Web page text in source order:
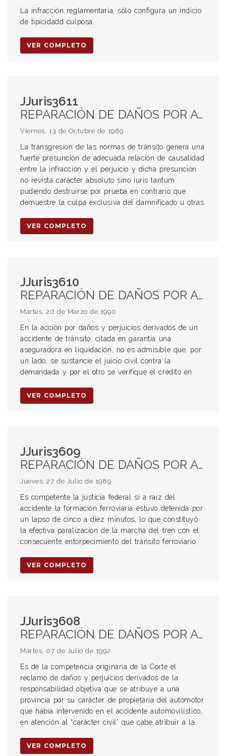
La infracción reglamentaria, sólo configura un indicio
de tipicidadd culposa.
VER COMPLETO
JJuris3611
REPARACIÓN DE DAÑOS POR ACCIDENTES DE TRÁNSITO. Culpabilidad Infracción a los reglamentos de tránsito
Viernes, 13 de Octubre de 1989
La transgresión de las normas de tránsito genera una
fuerte presunción de adecuada relación de causalidad
entre la infracción y el perjuicio y dicha presunción
no revista carácter absoluto sino iuris tantum
pudiendo destruirse por prueba en contrario que
demuestre la culpa exclusiva del damnificado u otras
VER COMPLETO
JJuris3610
REPARACIÓN DE DAÑOS POR ACCIDENTES DE TRÁNSITO. Competencia
Martes, 20 de Marzo de 1990
En la acción por daños y perjuicios derivados de un
accidente de tránsito, citada en garantía una
aseguradora en liquidación, no es admisible que, por
un lado, se sustancie el juicio civil contra la
demandada y por el otro se verifique el crédito en
VER COMPLETO
JJuris3609
REPARACIÓN DE DAÑOS POR ACCIDENTES DE TRÁNSITO. Competencia
Jueves, 27 de Julio de 1989
Es competente la justicia federal si a raíz del
accidente la formación ferroviaria estuvo detenida por
un lapso de cinco a diez minutos, lo que constituyó
la efectiva paralización de la marcha del tren con el
consecuente entorpecimiento del tránsito ferroviario.
VER COMPLETO
JJuris3608
REPARACIÓN DE DAÑOS POR ACCIDENTES DE TRÁNSITO. Competencia
Martes, 07 de Julio de 1992
Es de la competencia originaria de la Corte el
reclamo de daños y perjuicios derivados de la
responsabilidad objetiva que se atribuye a una
provincia por su carácter de propietaria del automotor
que había intervenido en el accidente automovilístico,
en atención al “carácter civil” que cabe atribuir a la
VER COMPLETO